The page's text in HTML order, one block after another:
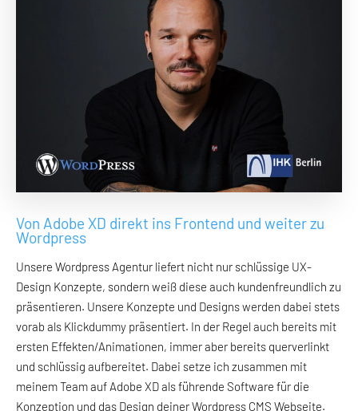
Von Adobe XD direkt ins Frontend und weiter zu
Wordpress
Unsere Wordpress Agentur liefert nicht nur schlüssige UX-
Design Konzepte, sondern weiß diese auch kundenfreundlich zu
präsentieren. Unsere Konzepte und Designs werden dabei stets
vorab als Klickdummy präsentiert. In der Regel auch bereits mit
ersten Effekten/Animationen, immer aber bereits querverlinkt
und schlüssig aufbereitet. Dabei setze ich zusammen mit
meinem Team auf Adobe XD als führende Software für die
Konzeption und das Design deiner Wordpress CMS Webseite.